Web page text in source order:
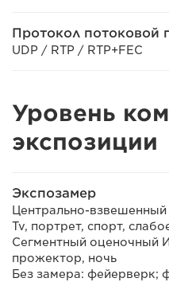
Протокол потоковой
UDP / RTP / RTP+FEC
Уровень
экспозиции
Экспозамер
Центрально-
Tv, портрет, спорт,
Сегментный оценочный
прожектор, ночь
Без замера: фейерверк;